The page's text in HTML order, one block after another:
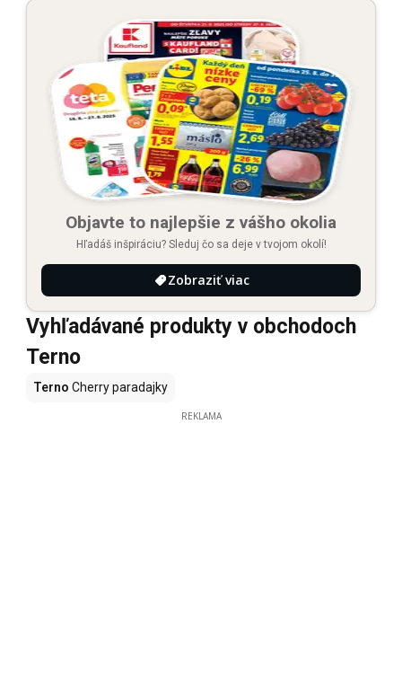
Objavte to najlepšie z vášho okolia
Hľadáš inšpiráciu? Sleduj čo sa deje v tvojom okolí!
Zobraziť viac
Vyhľadávané produkty v obchodoch
Terno
Terno Cherry paradajky
REKLAMA